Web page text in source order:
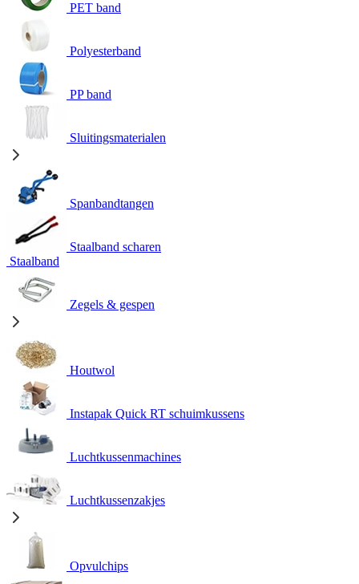
PET band
Polyesterband
PP band
Sluitingsmaterialen
Spanbandtangen
Staalband scharen
Staalband
Zegels & gespen
Houtwol
Instapak Quick RT schuimkussens
Luchtkussenmachines
Luchtkussenzakjes
Opvulchips